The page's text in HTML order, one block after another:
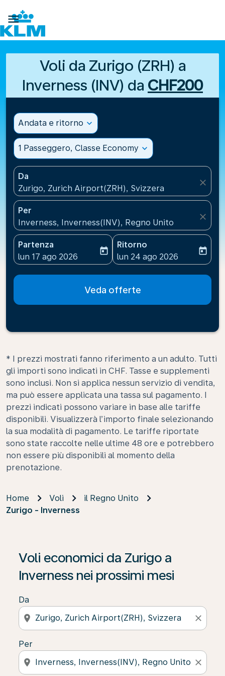

Voli da Zurigo (ZRH) a
Inverness (INV) da CHF200
Andata e ritorno expand_more
1 Passeggero, Classe Economy expand_more
Da
Zurigo, Zurich Airport(ZRH), Svizzera
close
Per
Inverness, Inverness(INV), Regno Unito
close
Partenza
fc-booking-departure-date-aria-label
lun 17 ago 2026
today
Ritorno
fc-booking-return-date-
lun 24 ago 2026
today
Veda offerte
* I prezzi mostrati fanno riferimento a un adulto. Tutti
gli importi sono indicati in CHF. Tasse e supplementi
sono inclusi. Non si applica nessun servizio di vendita,
ma può essere applicata una tassa sul pagamento. I
prezzi indicati possono variare in base alle tariffe
disponibili. Visualizzerà l’importo finale selezionando
la sua modalità di pagamento. Le tariffe riportate
sono state raccolte nelle ultime 48 ore e potrebbero
non essere più disponibili al momento della
prenotazione.
Home Voli
il Regno Unito
Zurigo - Inverness
Voli economici da Zurigo a
Inverness nei prossimi mesi
Da
location_on close
Per
location_on close